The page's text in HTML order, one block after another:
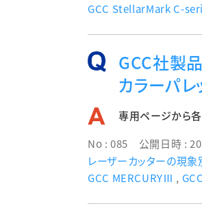
GCC StellarMark C-
GCC社製品
カラーパレ
専用ページから各
No : 085 公開日時 :
レーザーカッターの現象
GCC MERCURYⅢ ,